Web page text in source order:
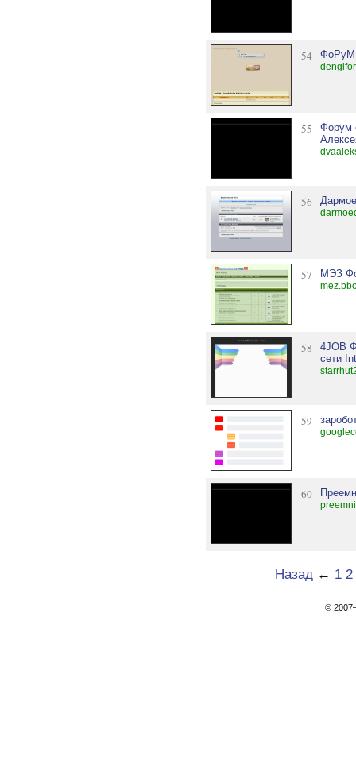
54 ФоРуМ
55
Форум
56
57 МЭЗ
58
4JOB
сети
59
60
Назад ← 1 2
©